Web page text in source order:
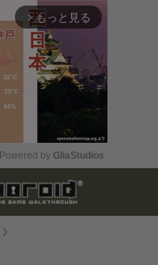
arrow_forward_ios もっと見る
Mute
Powered by GliaStudios